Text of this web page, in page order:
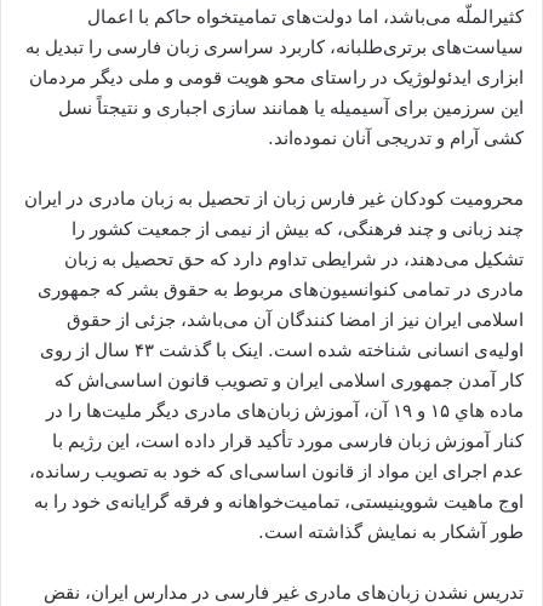
کثيرالملّه می‌باشد، اما دولت‌های تماميتخواه حاکم با اعمال
سیاست‌های برترى‌طلبانه، کاربرد سراسری زبان فارسى را تبدیل به
ابزاری ایدئولوژیک در راستای محو هویت قومى و ملى ديگر مردمان
اين سرزمين برای آسیمیله يا همانند سازی اجباری و نتيجتاً نسل
کشی آرام و تدريجی آنان نموده‌اند.
محرومیت کودکان غیر فارس زبان از تحصیل به زبان مادری در ایران
چند زبانی و چند فرهنگی، که بیش از نیمی از جمعیت کشور را
تشکیل می‌دهند، در شرایطی تداوم دارد که حق تحصیل به زبان
مادری در تمامی کنوانسيون‌های مربوط به حقوق بشر که جمهوری
اسلامی ایران نیز از امضا کنندگان آن می‌باشد، جزئی از حقوق
اولیه‌ی انسانی شناخته شده است. اينک با گذشت ۴۳ سال از روی
کار آمدن جمهوری اسلامی ايران و تصويب قانون اساسی‌اش که
ماده هاي ۱۵ و ۱۹ آن، آموزش زبان‌های مادری ديگر مليت‌ها را در
کنار آموزش زبان فارسی مورد تأکید قرار داده است، اين رژيم با
عدم اجراى اين مواد از قانون اساسى‌ای که خود به تصويب رسانده،
اوج ماھيت شووينيستى، تماميت‌خواھانه و فرقه گرايانه‌ی خود را به
طور آشکار به نمايش گذاشته است.
تدريس نشدن زبان‌هاى مادرى غیر فارسی در مدارس ايران، نقض